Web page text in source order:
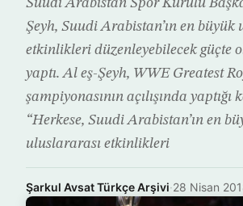
Suudi Arabistan Spor Kurulu
Şeyh, Suudi Arabistan’ın en büyük
etkinlikleri düzenleyebilecek güçte
yaptı. Al eş-Şeyh, WWE Greatest
şampiyonasının açılışında yaptığı
“Herkese, Suudi Arabistan’ın en
uluslararası etkinlikleri
Şarkul Avsat Türkçe Arşivi·28 Nisan